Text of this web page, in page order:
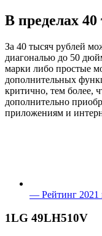
В пределах
За 40 тысяч рублей
диагональю до 50
марки либо простые
дополнительных
критично, тем более,
дополнительно
приложениям и
— Рейтинг 2021
1LG 49LH510V